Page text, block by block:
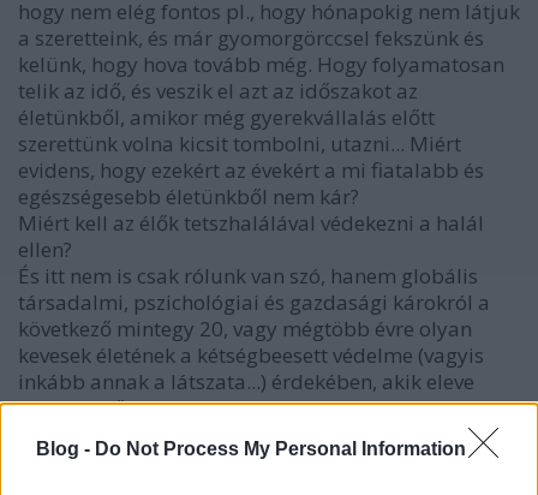
Blog - Do Not Process My Personal Information
hogy nem elég fontos pl., hogy hónapokig nem látjuk
a szeretteink, és már gyomorgörccsel fekszünk és
kelünk, hogy hova tovább még. Hogy folyamatosan
telik az idő, és veszik el azt az időszakot az
életünkből, amikor még gyerekvállalás előtt
szerettünk volna kicsit tombolni, utazni... Miért
evidens, hogy ezekért az évekért a mi fiatalabb és
egészségesebb életünkből nem kár?
Miért kell az élők tetszhalálával védekezni a halál
ellen?
És itt nem is csak rólunk van szó, hanem globális
társadalmi, pszichológiai és gazdasági károkról a
következő mintegy 20, vagy mégtöbb évre olyan
kevesek életének a kétségbeesett védelme (vagyis
inkább annak a látszata...) érdekében, akik eleve
nagyon idősek, vagy a saját életüket leszarva, saját
káros döntéseik okán olyan egészségügyi állapotba
kerültek, ami miatt veszélyeztetve vannak most